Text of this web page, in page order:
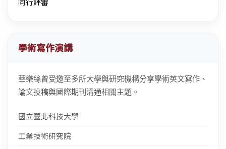
學術寫作演講
華樂絲曾受邀至多所大學與研究機構分享學術英文寫作、
論文投稿與國際期刊溝通相關主題。
國立臺北科技大學
工業技術研究院